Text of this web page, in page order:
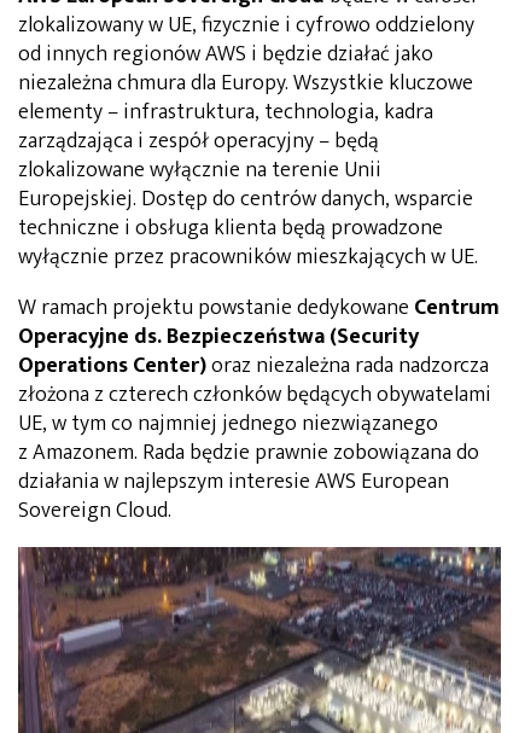
zlokalizowany w UE, fizycznie i cyfrowo oddzielony
od innych regionów AWS i będzie działać jako
niezależna chmura dla Europy. Wszystkie kluczowe
elementy – infrastruktura, technologia, kadra
zarządzająca i zespół operacyjny – będą
zlokalizowane wyłącznie na terenie Unii
Europejskiej. Dostęp do centrów danych, wsparcie
techniczne i obsługa klienta będą prowadzone
wyłącznie przez pracowników mieszkających w UE.
W ramach projektu powstanie dedykowane Centrum
Operacyjne ds. Bezpieczeństwa (Security
Operations Center)oraz niezależna rada nadzorcza
złożona z czterech członków będących obywatelami
UE, w tym co najmniej jednego niezwiązanego
z Amazonem. Rada będzie prawnie zobowiązana do
działania w najlepszym interesie AWS European
Sovereign Cloud.